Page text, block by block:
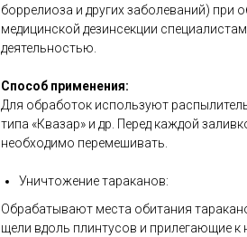
боррелиоза и других заболеваний) при
медицинской дезинсекции
деятельностью.
Способ применения:
Для обработок используют
типа «Квазар» и др. Перед каждой
необходимо перемешивать.
Уничтожение тараканов:
Обрабатывают места обитания
щели вдоль плинтусов и прилегающие к